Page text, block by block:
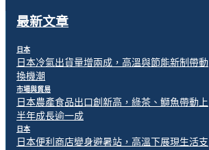
最新文章
日本
日本冷氣出貨量增兩成，高溫與節能新制帶動
換機潮
市場與貿易
日本農產食品出口創新高，綠茶、鰤魚帶動上
半年成長逾一成
日本
日本便利商店變身避暑站，高溫下展現生活支